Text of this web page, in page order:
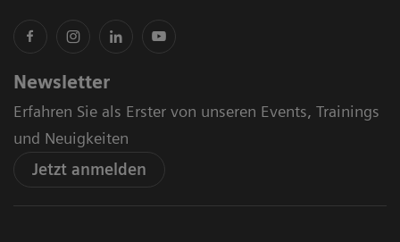
Newsletter
Erfahren Sie als Erster von unseren Events, Trainings
und Neuigkeiten
Jetzt anmelden